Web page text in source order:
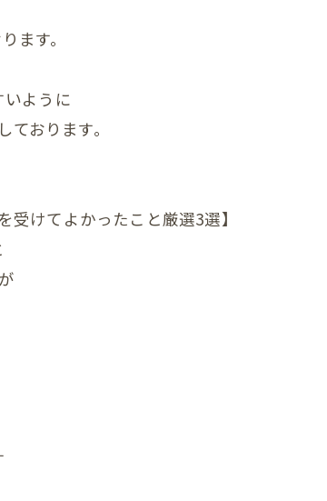
ます。
ように
おります。
けてよかったこと厳選3選】